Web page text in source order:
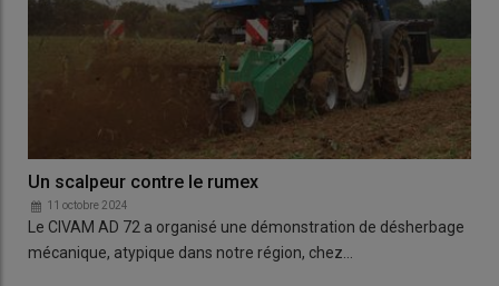
Un scalpeur contre le rumex
11 octobre 2024
Le CIVAM AD 72 a organisé une démonstration de désherbage
mécanique, atypique dans notre région, chez…